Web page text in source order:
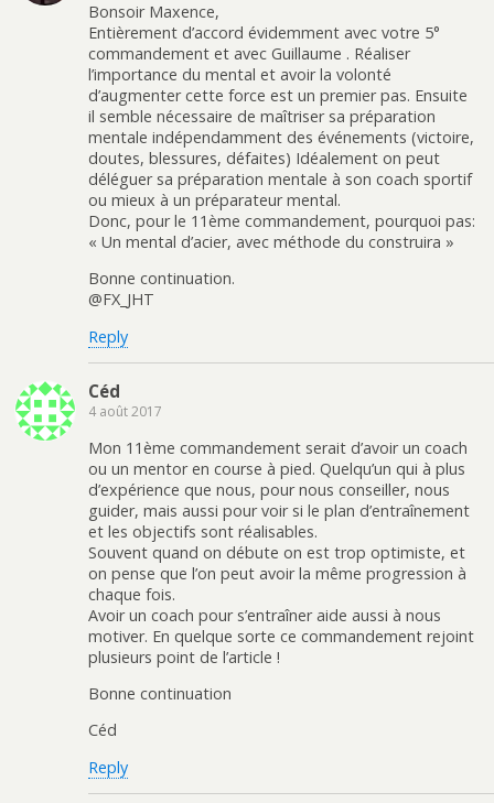
Bonsoir Maxence,
Entièrement d’accord évidemment avec votre 5°
commandement et avec Guillaume . Réaliser
l’importance du mental et avoir la volonté
d’augmenter cette force est un premier pas. Ensuite
il semble nécessaire de maîtriser sa préparation
mentale indépendamment des événements (victoire,
doutes, blessures, défaites) Idéalement on peut
déléguer sa préparation mentale à son coach sportif
ou mieux à un préparateur mental.
Donc, pour le 11ème commandement, pourquoi pas:
« Un mental d’acier, avec méthode du construira »
Bonne continuation.
@FX_JHT
Reply
Céd
4 août 2017
Mon 11ème commandement serait d’avoir un coach
ou un mentor en course à pied. Quelqu’un qui à plus
d’expérience que nous, pour nous conseiller, nous
guider, mais aussi pour voir si le plan d’entraînement
et les objectifs sont réalisables.
Souvent quand on débute on est trop optimiste, et
on pense que l’on peut avoir la même progression à
chaque fois.
Avoir un coach pour s’entraîner aide aussi à nous
motiver. En quelque sorte ce commandement rejoint
plusieurs point de l’article !
Bonne continuation
Céd
Reply